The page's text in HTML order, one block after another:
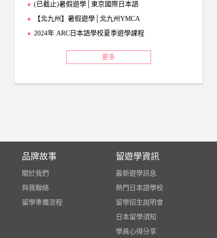
(已截止)暑假遊學│東京國際日本語
【北九州】暑假遊學│北九州YMCA
2024年 ARC日本語學校夏季遊學課程
更多
品牌故事
關於我們
與我聯絡
留學準備流程
留遊學資訊
最新遊學訊息
熱門日本語學校
留學招生說明會
日本留學須知
學員心得分享